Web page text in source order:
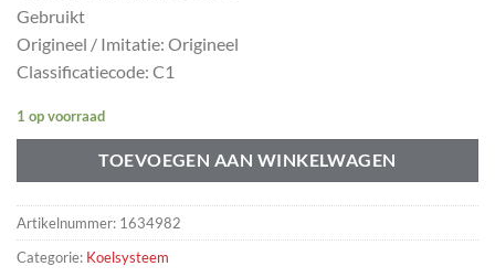
Gebruikt
Origineel / Imitatie: Origineel
Classificatiecode: C1
1 op voorraad
TOEVOEGEN AAN WINKELWAGEN
Artikelnummer: 1634982
Categorie: Koelsysteem